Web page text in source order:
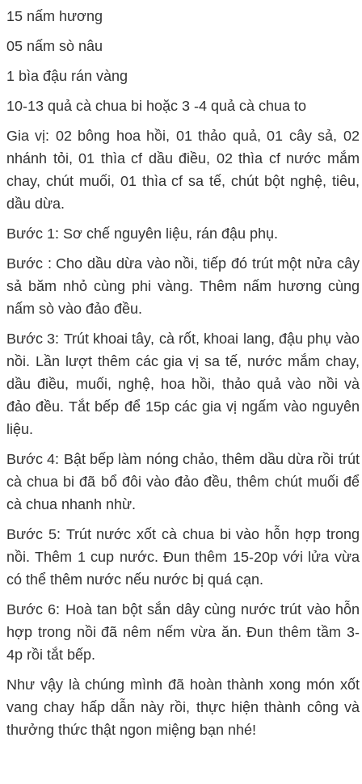
15 nấm hương
05 nấm sò nâu
1 bìa đậu rán vàng
10-13 quả cà chua bi hoặc 3 -4 quả cà chua to
Gia vị: 02 bông hoa hồi, 01 thảo quả, 01 cây sả, 02
nhánh tỏi, 01 thìa cf dầu điều, 02 thìa cf nước mắm
chay, chút muối, 01 thìa cf sa tế, chút bột nghệ, tiêu,
dầu dừa.
Bước 1: Sơ chế nguyên liệu, rán đậu phụ.
Bước : Cho dầu dừa vào nồi, tiếp đó trút một nửa cây
sả băm nhỏ cùng phi vàng. Thêm nấm hương cùng
nấm sò vào đảo đều.
Bước 3: Trút khoai tây, cà rốt, khoai lang, đậu phụ vào
nồi. Lần lượt thêm các gia vị sa tế, nước mắm chay,
dầu điều, muối, nghệ, hoa hồi, thảo quả vào nồi và
đảo đều. Tắt bếp để 15p các gia vị ngấm vào nguyên
liệu.
Bước 4: Bật bếp làm nóng chảo, thêm dầu dừa rồi trút
cà chua bi đã bổ đôi vào đảo đều, thêm chút muối để
cà chua nhanh nhừ.
Bước 5: Trút nước xốt cà chua bi vào hỗn hợp trong
nồi. Thêm 1 cup nước. Đun thêm 15-20p với lửa vừa
có thể thêm nước nếu nước bị quá cạn.
Bước 6: Hoà tan bột sắn dây cùng nước trút vào hỗn
hợp trong nồi đã nêm nếm vừa ăn. Đun thêm tầm 3-
4p rồi tắt bếp.
Như vậy là chúng mình đã hoàn thành xong món xốt
vang chay hấp dẫn này rồi, thực hiện thành công và
thưởng thức thật ngon miệng bạn nhé!